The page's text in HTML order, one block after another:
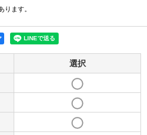
ります。
選択